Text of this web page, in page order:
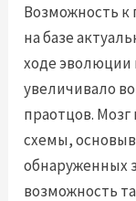
Возможность
на базе
ходе эволюции
увеличивало
праотцов.
схемы,
обнаруженных
возможность